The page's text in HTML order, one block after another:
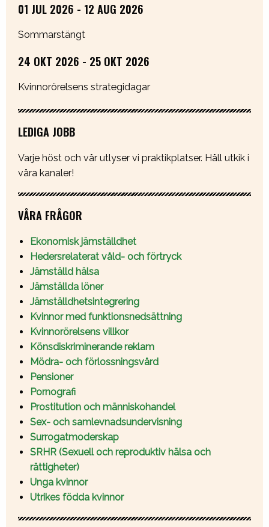
01 JUL 2026 - 12 AUG 2026
Sommarstängt
24 OKT 2026 - 25 OKT 2026
Kvinnorörelsens strategidagar
LEDIGA JOBB
Varje höst och vår utlyser vi praktikplatser. Håll utkik i
våra kanaler!
VÅRA FRÅGOR
Ekonomisk jämställdhet
Hedersrelaterat våld- och förtryck
Jämställd hälsa
Jämställda löner
Jämställdhetsintegrering
Kvinnor med funktionsnedsättning
Kvinnorörelsens villkor
Könsdiskriminerande reklam
Mödra- och förlossningsvård
Pensioner
Pornografi
Prostitution och människohandel
Sex- och samlevnadsundervisning
Surrogatmoderskap
SRHR (Sexuell och reproduktiv hälsa och
rättigheter)
Unga kvinnor
Utrikes födda kvinnor